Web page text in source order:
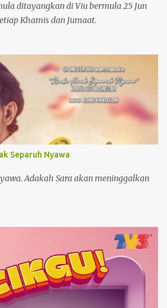
ditayangkan di Viu bermula 25 Jun
Khamis dan Jumaat.
Separuh Nyawa
Adakah Sara akan meninggalkan